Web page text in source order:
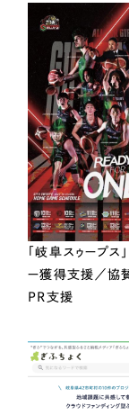
「岐阜スゥープス
ー獲得支援／協
PR支援